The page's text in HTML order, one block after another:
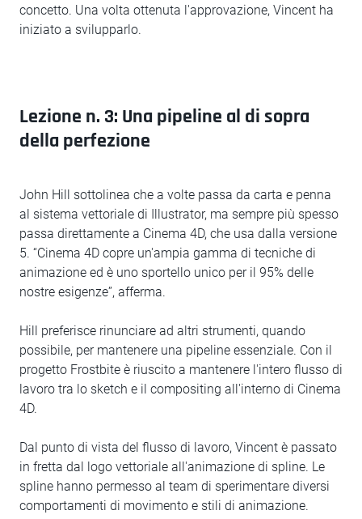
concetto. Una volta ottenuta l'approvazione, Vincent ha
iniziato a svilupparlo.
Lezione n. 3: Una pipeline al di sopra
della perfezione
John Hill sottolinea che a volte passa da carta e penna
al sistema vettoriale di Illustrator, ma sempre più spesso
passa direttamente a Cinema 4D, che usa dalla versione
5. “Cinema 4D copre un'ampia gamma di tecniche di
animazione ed è uno sportello unico per il 95% delle
nostre esigenze”, afferma.
Hill preferisce rinunciare ad altri strumenti, quando
possibile, per mantenere una pipeline essenziale. Con il
progetto Frostbite è riuscito a mantenere l'intero flusso di
lavoro tra lo sketch e il compositing all'interno di Cinema
4D.
Dal punto di vista del flusso di lavoro, Vincent è passato
in fretta dal logo vettoriale all'animazione di spline. Le
spline hanno permesso al team di sperimentare diversi
comportamenti di movimento e stili di animazione.